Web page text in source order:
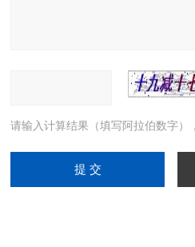
请输入计算结果（填写阿拉伯数字）